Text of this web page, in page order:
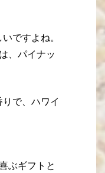
ですよね。
、パイナッ
で、ハワイ
ぶギフトと